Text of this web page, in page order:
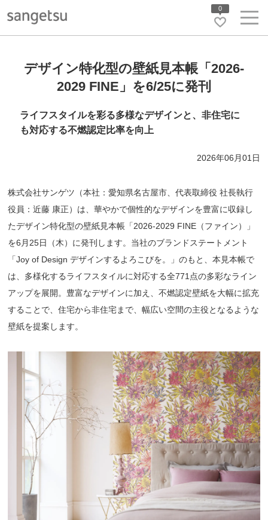
0
デザイン特化型の壁紙見本帳「2026-
2029 FINE」を6/25に発刊
ライフスタイルを彩る多様なデザインと、非住宅に
も対応する不燃認定比率を向上
2026年06月01日
株式会社サンゲツ（本社：愛知県名古屋市、代表取締役 社長執行
役員：近藤 康正）は、華やかで個性的なデザインを豊富に収録し
たデザイン特化型の壁紙見本帳「2026-2029 FINE（ファイン）」
を6月25日（木）に発刊します。当社のブランドステートメント
「Joy of Design デザインするよろこびを。」のもと、本見本帳で
は、多様化するライフスタイルに対応する全771点の多彩なライン
アップを展開。豊富なデザインに加え、不燃認定壁紙を大幅に拡充
することで、住宅から非住宅まで、幅広い空間の主役となるような
壁紙を提案します。